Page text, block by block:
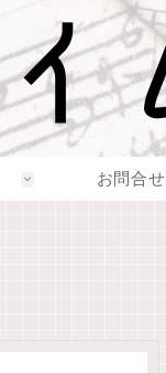
お問合せ